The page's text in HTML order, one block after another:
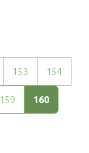
153 154
159 160